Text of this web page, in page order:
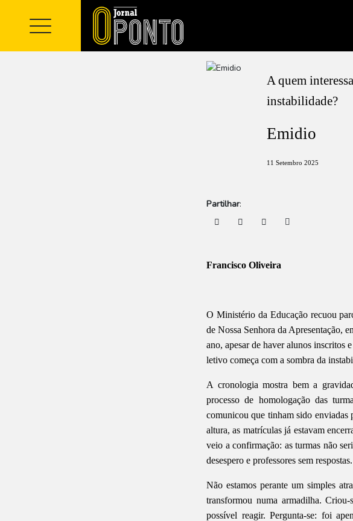
A quem
instabilidade?
Emidio
11 Setembro 2025
Partilhar:
Francisco Oliveira
O Ministério da Educação recuou
de Nossa Senhora da Apresentação,
ano, apesar de haver alunos inscritos
letivo começa com a sombra da
A cronologia mostra bem a
processo de homologação das
comunicou que tinham sido enviadas
altura, as matrículas já estavam
veio a confirmação: as turmas não
desespero e professores sem respostas.
Não estamos perante um simples
transformou numa armadilha.
possível reagir. Pergunta-se: foi